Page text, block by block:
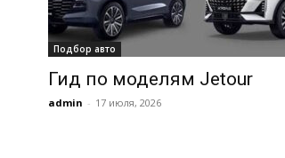
Подбор авто
Гид по моделям Jetour
admin - 17 июля, 2026